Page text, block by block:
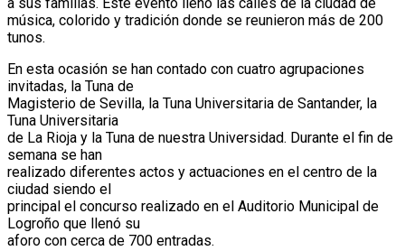
a sus familias. Este evento llenó las calles de la ciudad de
música, colorido y tradición donde se reunieron más de 200
tunos.
En esta ocasión se han contado con cuatro agrupaciones
invitadas, la Tuna de
Magisterio de Sevilla, la Tuna Universitaria de Santander, la
Tuna Universitaria
de La Rioja y la Tuna de nuestra Universidad. Durante el fin de
semana se han
realizado diferentes actos y actuaciones en el centro de la
ciudad siendo el
principal el concurso realizado en el Auditorio Municipal de
Logroño que llenó su
aforo con cerca de 700 entradas.